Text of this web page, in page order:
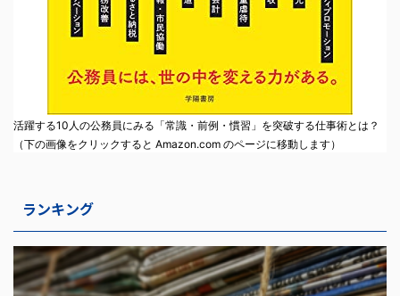
活躍する10人の公務員にみる「常識・前例・慣習」を突破する仕事術とは？
（下の画像をクリックすると Amazon.com のページに移動します）
ランキング